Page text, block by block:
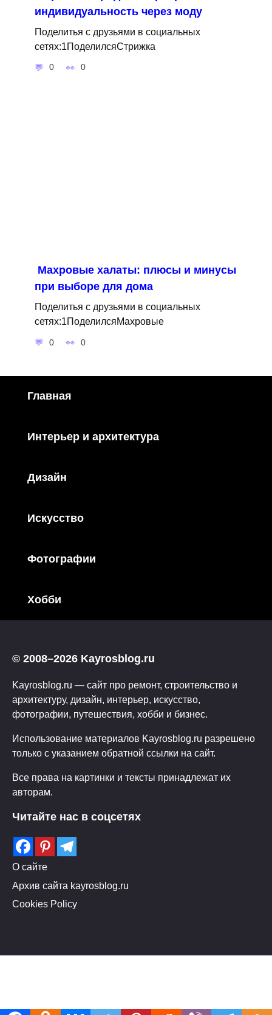
индивидуальность через моду
Поделитья с друзьями в социальных
сетях:1ПоделилсяСтрижка
0 0
Махровые халаты: плюсы и минусы
при выборе для дома
Поделитья с друзьями в социальных
сетях:1ПоделилсяМахровые
0 0
Главная
Интерьер и архитектура
Дизайн
Искусство
Фотографии
Хобби
© 2008–2026 Kayrosblog.ru
Kayrosblog.ru — сайт про ремонт, строительство и
архитектуру, дизайн, интерьер, искусство,
фотографии, путешествия, хобби и бизнес.
Использование материалов Kayrosblog.ru разрешено
только с указанием обратной ссылки на сайт.
Все права на картинки и тексты принадлежат их
авторам.
Читайте нас в соцсетях
О сайте
Архив сайта kayrosblog.ru
Cookies Policy